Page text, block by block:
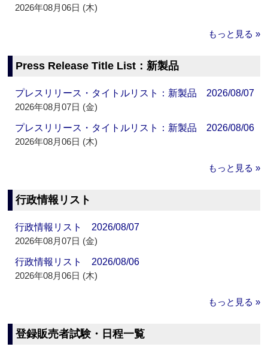
2026年08月06日 (木)
もっと見る »
Press Release Title List：新製品
プレスリリース・タイトルリスト：新製品 2026/08/07
2026年08月07日 (金)
プレスリリース・タイトルリスト：新製品 2026/08/06
2026年08月06日 (木)
もっと見る »
行政情報リスト
行政情報リスト 2026/08/07
2026年08月07日 (金)
行政情報リスト 2026/08/06
2026年08月06日 (木)
もっと見る »
登録販売者試験・日程一覧